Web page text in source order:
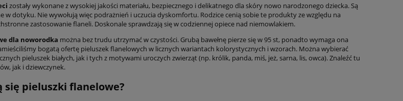
zostały wykonane z wysokiej jakości materiału, bezpiecznego i delikatnego dla skóry nowo narodzonego dziecka. Są
w dotyku. Nie wywołują więc podrażnień i uczucia dyskomfortu. Rodzice cenią sobie te produkty ze względu na
zastosowanie flaneli. Doskonale sprawdzają się w codziennej opiece nad niemowlakiem.
dla noworodka można bez trudu utrzymać w czystości. Grubą bawełnę pierze się w 95 st, ponadto wymaga ona
bogatą ofertę pieluszek flanelowych w licznych wariantach kolorystycznych i wzorach. Można wybierać
pieluszek białych, jak i tych z motywami uroczych zwierząt (np. królik, panda, miś, jeż, sarna, lis, owca). Znaleźć tu
jak i dziewczynek.
się pieluszki flanelowe?